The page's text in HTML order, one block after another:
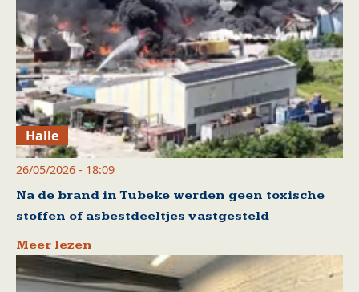
Halle
26/05/2026 - 18:09
Na de brand in Tubeke werden geen toxische
stoffen of asbestdeeltjes vastgesteld
Meer lezen